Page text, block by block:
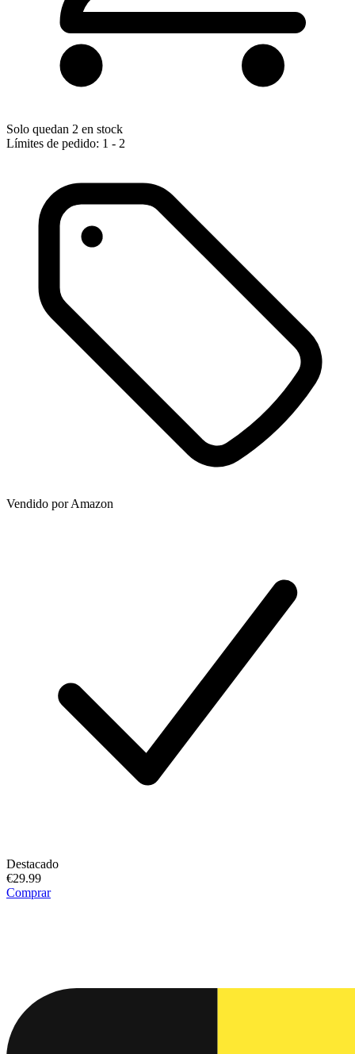
Solo quedan 2 en stock
Límites de pedido: 1 - 2
Vendido porAmazon
Destacado
€29.99
Comprar